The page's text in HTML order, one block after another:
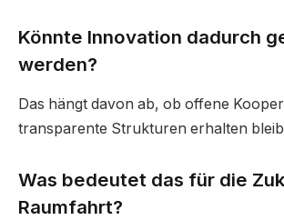
Könnte Innovation dadurch
werden?
Das hängt davon ab, ob offene
transparente Strukturen erhalten
Was bedeutet das für die
Raumfahrt?